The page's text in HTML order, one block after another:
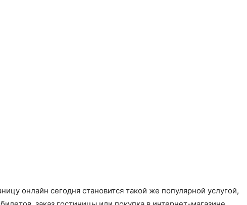
онлайн сегодня становится такой же популярной услугой,